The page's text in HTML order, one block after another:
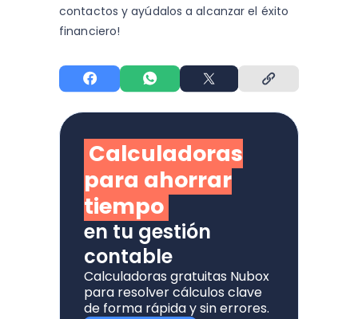
contactos y ayúdalos a alcanzar el éxito
financiero!
Calculadoras
para ahorrar
tiempo
en tu gestión
contable
Calculadoras gratuitas Nubox
para resolver cálculos clave
de forma rápida y sin errores.